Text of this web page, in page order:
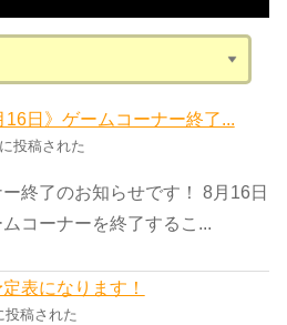
16日》ゲームコーナー終了...
投稿された
終了のお知らせです！ 8月16日
コーナーを終了するこ...
表になります！
投稿された